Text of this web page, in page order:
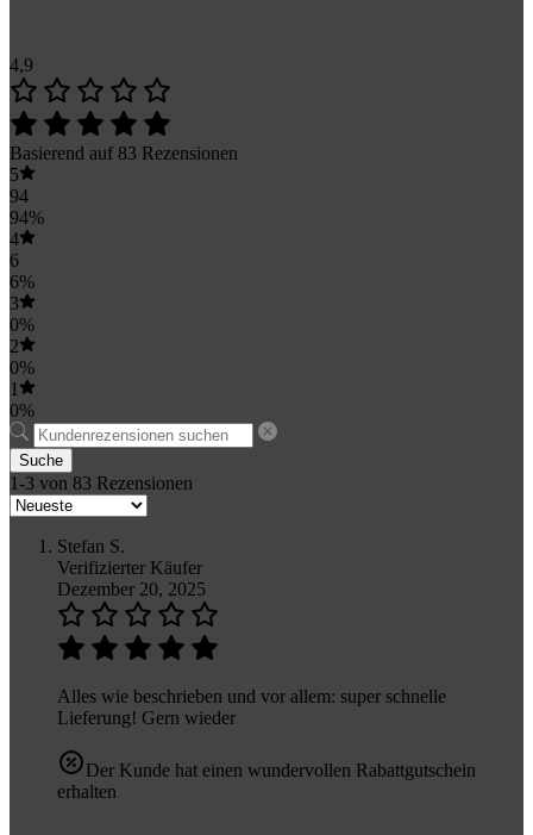
4,9
Basierend auf 83 Rezensionen
5
94
94%
4
6
6%
3
0%
2
0%
1
0%
Suche
1-3 von 83 Rezensionen
Stefan S.
Verifizierter Käufer
Dezember 20, 2025
Alles wie beschrieben und vor allem: super schnelle
Lieferung! Gern wieder
Der Kunde hat einen wundervollen Rabattgutschein
erhalten